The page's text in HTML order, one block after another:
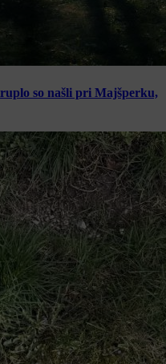
so našli pri Majšperku,